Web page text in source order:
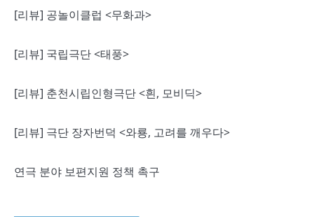
[리뷰] 공놀이클럽 <무화과>
[리뷰] 국립극단 <태풍>
[리뷰] 춘천시립인형극단 <흰, 모비딕>
[리뷰] 극단 장자번덕 <와룡, 고려를 깨우다>
연극 분야 보편지원 정책 촉구